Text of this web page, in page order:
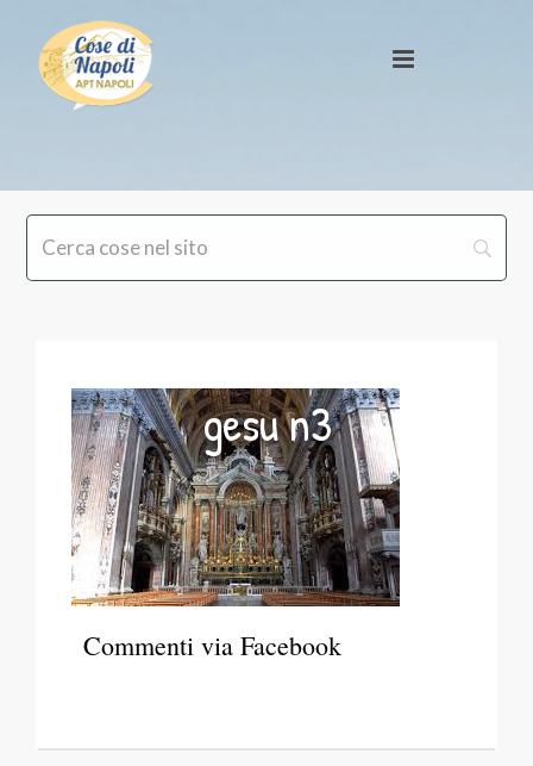
gesu n3
Commenti via Facebook